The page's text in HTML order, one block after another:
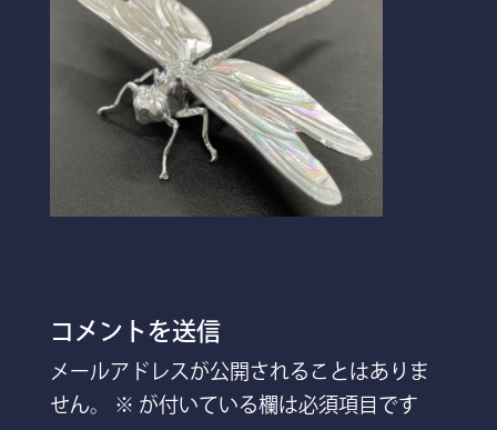
コメントを送信
メールアドレスが公開されることはありま
せん。
※ が付いている欄は必須項目です